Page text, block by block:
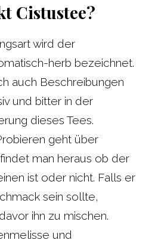
Cistustee?
wird der
herb bezeichnet.
auch Beschreibungen
und bitter in der
dieses Tees.
geht über
man heraus ob der
ist oder nicht. Falls er
sein sollte,
ihn zu mischen.
und